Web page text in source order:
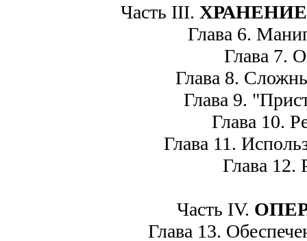
Часть III.
Глава 6.
Глава 7.
Глава 8.
Глава 9.
Глава 10.
Глава 11.
Глава 12.
Часть IV.
Глава 13.